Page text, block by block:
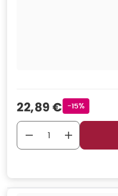
Verkaufspreis
22,89 € Rabattstempel
-15%